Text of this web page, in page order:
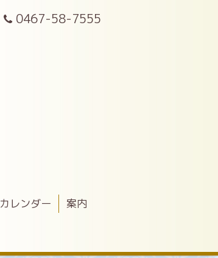
0467-58-7555
カレンダー
案内